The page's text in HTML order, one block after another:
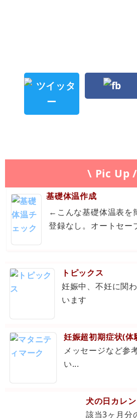
\ Pic Up /
基礎体温作成
←こんな基礎体温表を
登録なし。オートセー
トピックス
妊娠中、不妊に関
います
妊娠超初期症状(体
メッセージなど参
い...
犬の日カレ
該当3ヶ月分